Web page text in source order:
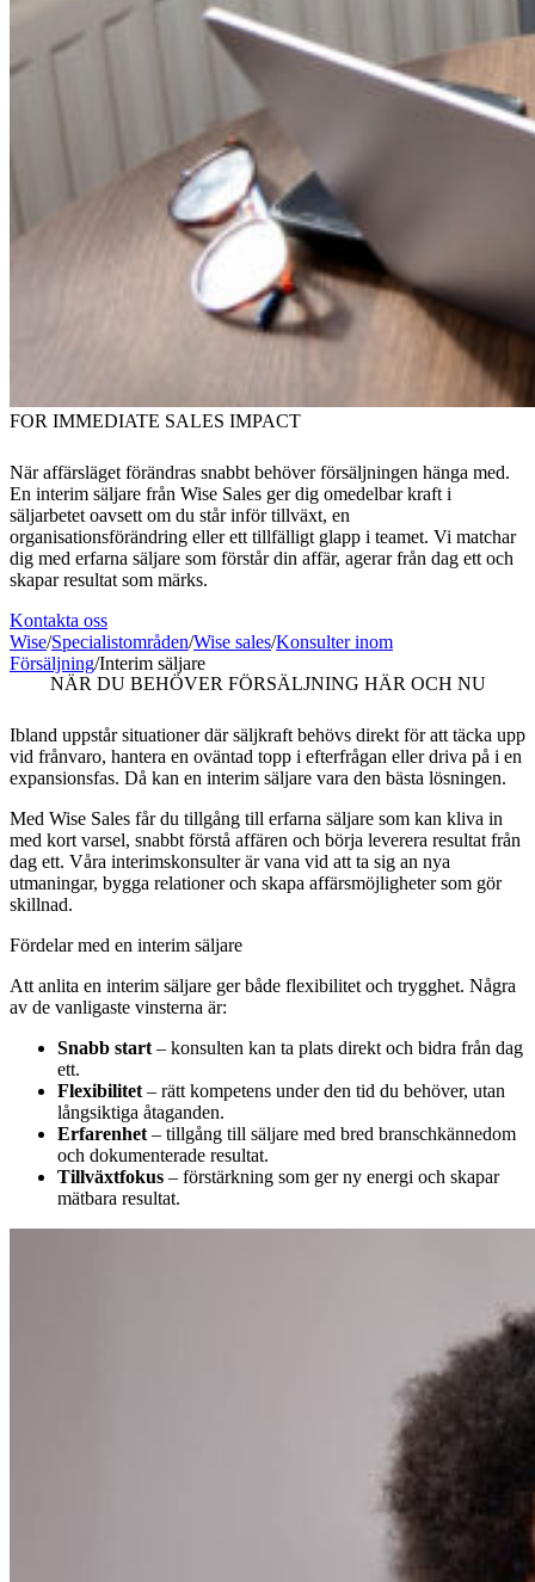
FOR IMMEDIATE SALES IMPACT
När affärsläget förändras snabbt behöver försäljningen hänga med.
En interim säljare från Wise Sales ger dig omedelbar kraft i
säljarbetet oavsett om du står inför tillväxt, en
organisationsförändring eller ett tillfälligt glapp i teamet. Vi matchar
dig med erfarna säljare som förstår din affär, agerar från dag ett och
skapar resultat som märks.
Kontakta oss
Wise/Specialistområden/Wise sales/Konsulter inom
Försäljning/Interim säljare
NÄR DU BEHÖVER FÖRSÄLJNING HÄR OCH NU
Ibland uppstår situationer där säljkraft behövs direkt för att täcka upp
vid frånvaro, hantera en oväntad topp i efterfrågan eller driva på i en
expansionsfas. Då kan en interim säljare vara den bästa lösningen.
Med Wise Sales får du tillgång till erfarna säljare som kan kliva in
med kort varsel, snabbt förstå affären och börja leverera resultat från
dag ett. Våra interimskonsulter är vana vid att ta sig an nya
utmaningar, bygga relationer och skapa affärsmöjligheter som gör
skillnad.
Fördelar med en interim säljare
Att anlita en interim säljare ger både flexibilitet och trygghet. Några
av de vanligaste vinsterna är:
Snabb start – konsulten kan ta plats direkt och bidra från dag
ett.
Flexibilitet – rätt kompetens under den tid du behöver, utan
långsiktiga åtaganden.
Erfarenhet – tillgång till säljare med bred branschkännedom
och dokumenterade resultat.
Tillväxtfokus – förstärkning som ger ny energi och skapar
mätbara resultat.